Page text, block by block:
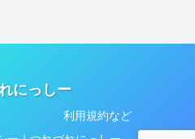
にっしー
利用規約など